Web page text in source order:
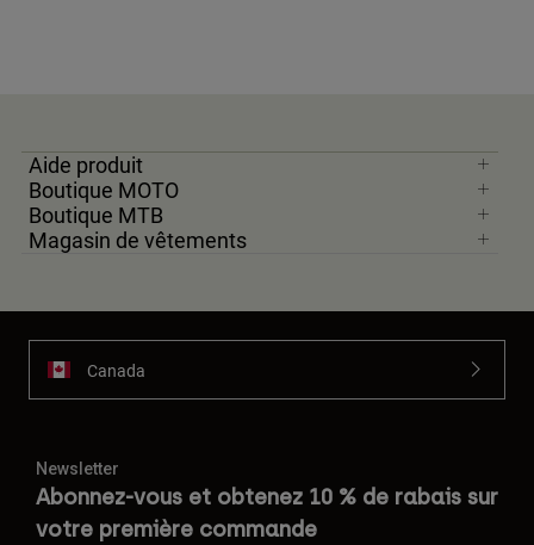
Aide produit
Boutique MOTO
Boutique MTB
Magasin de vêtements
Canada
Newsletter
Abonnez-vous et obtenez 10 % de rabais sur
votre première commande